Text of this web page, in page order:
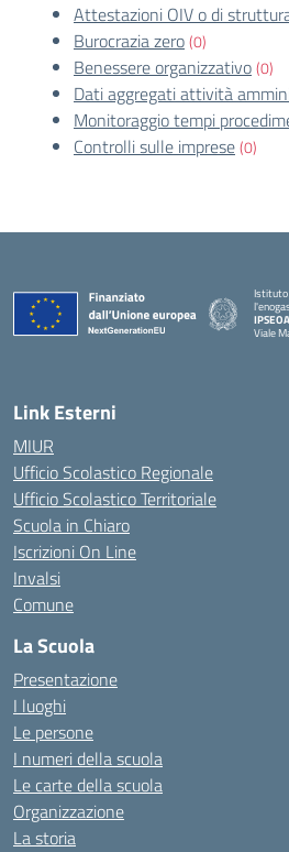
Attestazioni OIV o di
Burocrazia zero(0)
Benessere organizzativo(0)
Dati aggregati attività
Monitoraggio tempi
Controlli sulle imprese(0)
Istituto
Viale
—
Link Esterni
MIUR
Ufficio Scolastico Regionale
Ufficio Scolastico Territoriale
Scuola in Chiaro
Iscrizioni On Line
Invalsi
Comune
La Scuola
Presentazione
I luoghi
Le persone
I numeri della scuola
Le carte della scuola
Organizzazione
La storia